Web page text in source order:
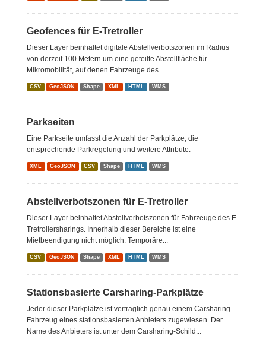
Geofences für E-Tretroller
Dieser Layer beinhaltet digitale Abstellverbotszonen im Radius
von derzeit 100 Metern um eine geteilte Abstellfläche für
Mikromobilität, auf denen Fahrzeuge des...
CSV GeoJSON Shape XML HTML WMS
Parkseiten
Eine Parkseite umfasst die Anzahl der Parkplätze, die
entsprechende Parkregelung und weitere Attribute.
XML GeoJSON CSV Shape HTML WMS
Abstellverbotszonen für E-Tretroller
Dieser Layer beinhaltet Abstellverbotszonen für Fahrzeuge des E-
Tretrollersharings. Innerhalb dieser Bereiche ist eine
Mietbeendigung nicht möglich. Temporäre...
CSV GeoJSON Shape XML HTML WMS
Stationsbasierte Carsharing-Parkplätze
Jeder dieser Parkplätze ist vertraglich genau einem Carsharing-
Fahrzeug eines stationsbasierten Anbieters zugewiesen. Der
Name des Anbieters ist unter dem Carsharing-Schild...